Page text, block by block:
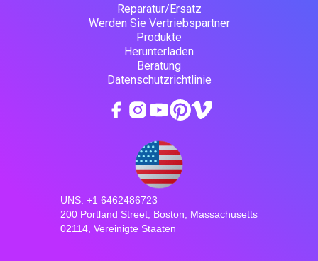
Reparatur/Ersatz
Werden Sie Vertriebspartner
Produkte
Herunterladen
Beratung
Datenschutzrichtlinie
UNS: +1 6462486723
200 Portland Street, Boston, Massachusetts
02114, Vereinigte Staaten